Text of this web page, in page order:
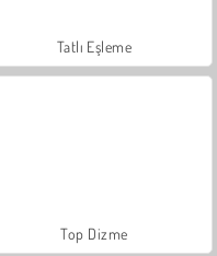
Tatlı Eşleme
Top Dizme